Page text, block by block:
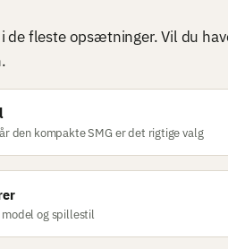
de fleste opsætninger. Vil du
den kompakte SMG er det rigtige valg
og spillestil